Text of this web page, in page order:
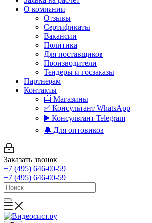
О компании
Отзывы
Сертификаты
Вакансии
Политика
Для поставщиков
Производители
Тендеры и госзаказы
Партнерам
Контакты
🏬 Магазины
✅️ Консультант WhatsApp
▶️ Консультант Telegram
🔔 Для оптовиков
Заказать звонок
+7 (495) 646-00-59
+7 (495) 646-00-59